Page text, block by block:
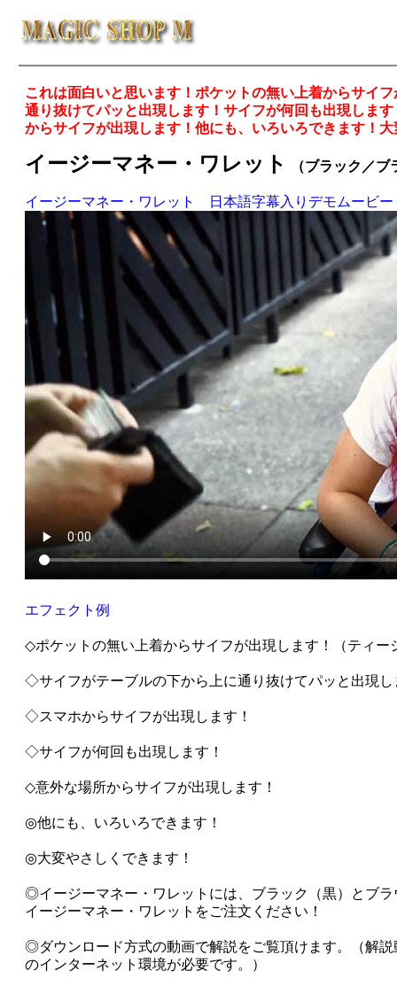
これは面白いと思います！ポケットの無い上着からサイ
通り抜けてパッと出現します！サイフが何回も出現しま
からサイフが出現します！他にも、いろいろできます！
イージーマネー・ワレット （ブラック／
イージーマネー・ワレット 日本語字幕入りデモムービー
エフェクト例
◇ポケットの無い上着からサイフが出現します！（ティー
◇サイフがテーブルの下から上に通り抜けてパッと出現し
◇スマホからサイフが出現します！
◇サイフが何回も出現します！
◇意外な場所からサイフが出現します！
◎他にも、いろいろできます！
◎大変やさしくできます！
◎イージーマネー・ワレットには、ブラック（黒）とブ
イージーマネー・ワレットをご注文ください！
◎ダウンロード方式の動画で解説をご覧頂けます。（解
のインターネット環境が必要です。）